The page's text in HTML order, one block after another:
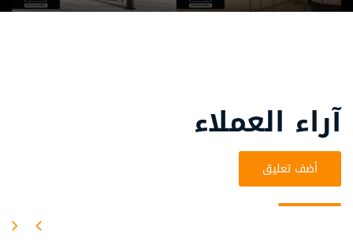
آراء العملاء
أضف تعليق